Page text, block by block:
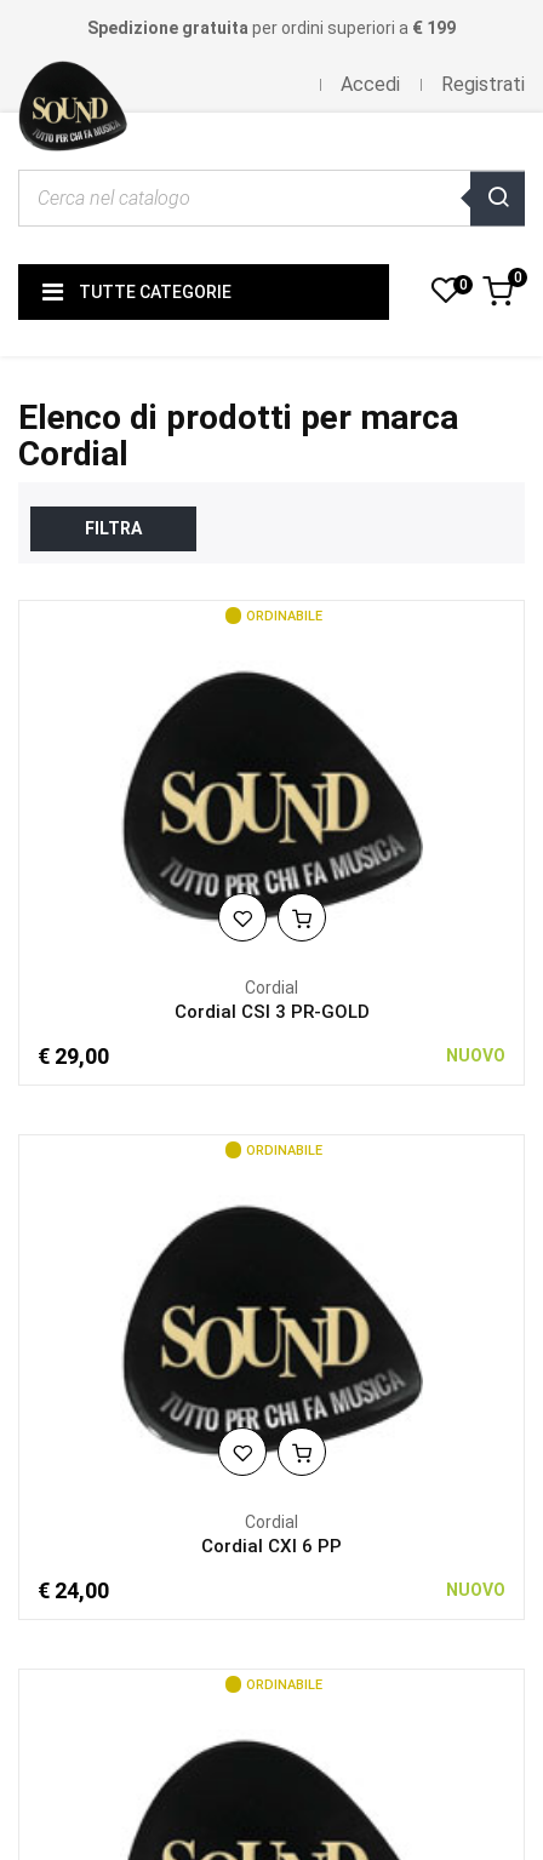
Spedizione gratuita per ordini superiori a € 199
Accedi Registrati
TUTTE CATEGORIE 0 0
Elenco di prodotti per marca
Cordial
FILTRA
ORDINABILE
Cordial
Cordial CSI 3 PR-GOLD
€ 29,00 NUOVO
ORDINABILE
Cordial
Cordial CXI 6 PP
€ 24,00 NUOVO
ORDINABILE